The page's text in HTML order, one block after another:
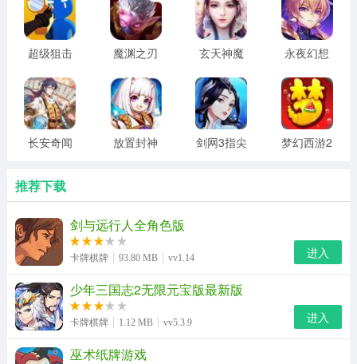
超级狙击
魔渊之刃
玄天神魔
永夜幻想
长安奇闻
放置封神
剑网3指尖
梦幻西游2
推荐下载
剑与远行人全角色版
卡牌棋牌 93.80 MB vv1.14 进入
少年三国志2无限元宝版最新版
卡牌棋牌 1.12 MB vv5.3.9 进入
巫术纸牌游戏